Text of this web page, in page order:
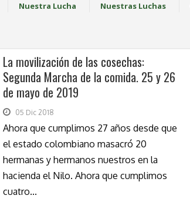
Nuestra Lucha Nuestras Luchas
La movilización de las cosechas:
Segunda Marcha de la comida. 25 y 26
de mayo de 2019
05 Dic 2018
Ahora que cumplimos 27 años desde que
el estado colombiano masacró 20
hermanas y hermanos nuestros en la
hacienda el Nilo. Ahora que cumplimos
cuatro...